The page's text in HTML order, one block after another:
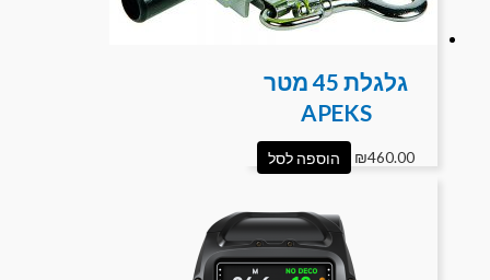
גלגלת 45 מטר
APEKS
₪460.00 הוספה לסל